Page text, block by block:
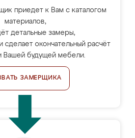
приедет к Вам с каталогом
материалов,
детальные замеры,
сделает окончательный расчёт
Вашей будущей мебели.
ЗАМЕРЩИКА